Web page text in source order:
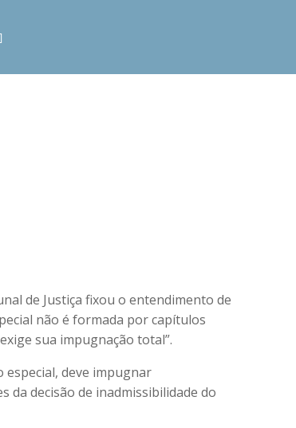
de Justiça fixou o entendimento de
não é formada por capítulos
sua impugnação total”.
deve impugnar
da decisão de inadmissibilidade do